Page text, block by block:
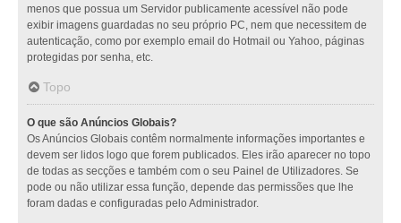
menos que possua um Servidor publicamente acessível não pode
exibir imagens guardadas no seu próprio PC, nem que necessitem de
autenticação, como por exemplo email do Hotmail ou Yahoo, páginas
protegidas por senha, etc.
Topo
O que são Anúncios Globais?
Os Anúncios Globais contêm normalmente informações importantes e
devem ser lidos logo que forem publicados. Eles irão aparecer no topo
de todas as secções e também com o seu Painel de Utilizadores. Se
pode ou não utilizar essa função, depende das permissões que lhe
foram dadas e configuradas pelo Administrador.